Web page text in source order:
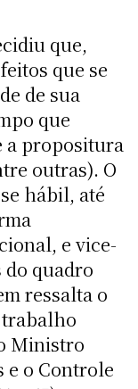
que,
que se
de sua
que
a propositura
outras). O
hábil, até
e vice-
do quadro
ressalta o
Ministro
e o Controle